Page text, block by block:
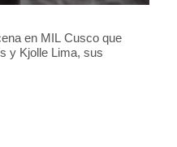
en MIL Cusco que
y Kjolle Lima, sus